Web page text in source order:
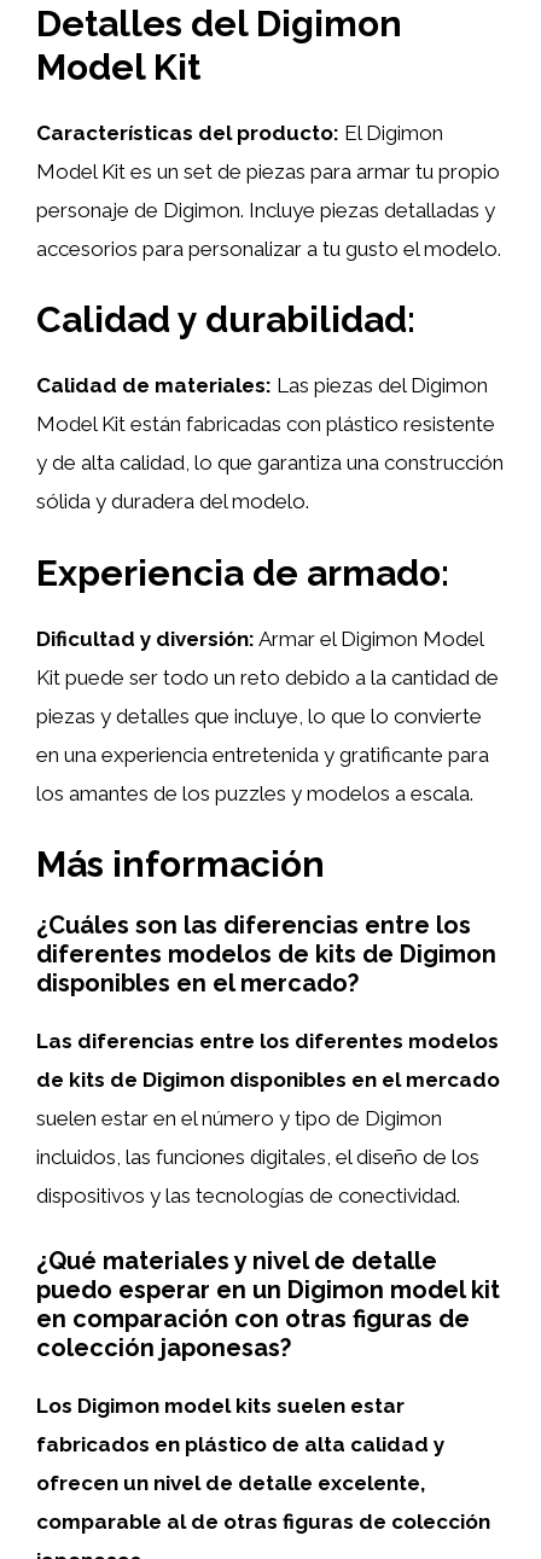
Detalles del Digimon
Model Kit
Características del producto: El Digimon
Model Kit es un set de piezas para armar tu propio
personaje de Digimon. Incluye piezas detalladas y
accesorios para personalizar a tu gusto el modelo.
Calidad y durabilidad:
Calidad de materiales: Las piezas del Digimon
Model Kit están fabricadas con plástico resistente
y de alta calidad, lo que garantiza una construcción
sólida y duradera del modelo.
Experiencia de armado:
Dificultad y diversión: Armar el Digimon Model
Kit puede ser todo un reto debido a la cantidad de
piezas y detalles que incluye, lo que lo convierte
en una experiencia entretenida y gratificante para
los amantes de los puzzles y modelos a escala.
Más información
¿Cuáles son las diferencias entre los
diferentes modelos de kits de Digimon
disponibles en el mercado?
Las diferencias entre los diferentes modelos
de kits de Digimon disponibles en el mercado
suelen estar en el número y tipo de Digimon
incluidos, las funciones digitales, el diseño de los
dispositivos y las tecnologías de conectividad.
¿Qué materiales y nivel de detalle
puedo esperar en un Digimon model kit
en comparación con otras figuras de
colección japonesas?
Los Digimon model kits suelen estar
fabricados en plástico de alta calidad y
ofrecen un nivel de detalle excelente,
comparable al de otras figuras de colección